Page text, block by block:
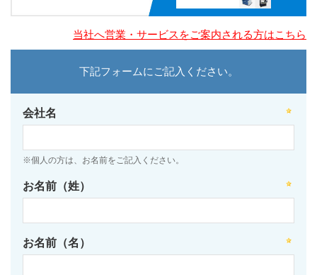
当社へ営業・サービスをご案内される方はこちら
下記フォームにご記入ください。
会社名
※個人の方は、お名前をご記入ください。
お名前（姓）
お名前（名）